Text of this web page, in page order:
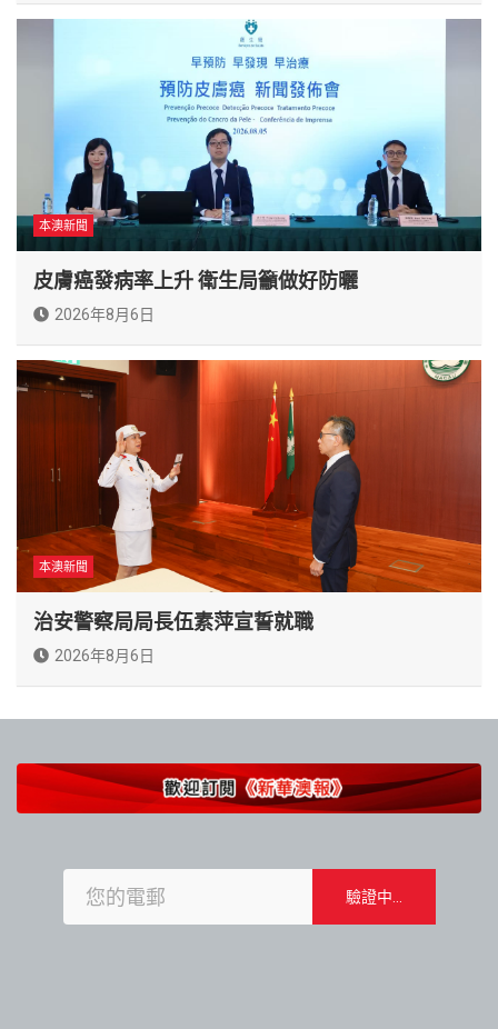
本澳新聞
皮膚癌發病率上升 衛生局籲做好防曬
2026年8月6日
本澳新聞
治安警察局局長伍素萍宣誓就職
2026年8月6日